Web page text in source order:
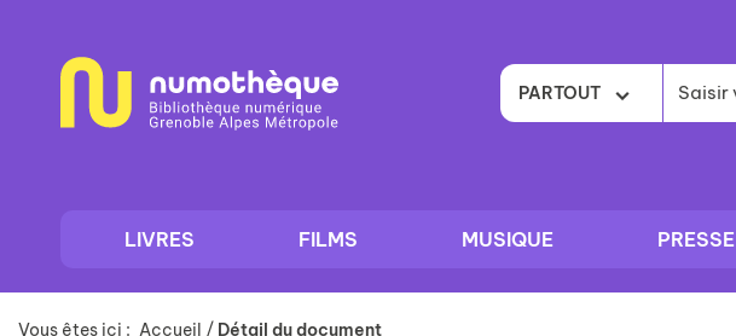
contenu
PARTOUT
LIVRES FILMS MUSIQUE PRESSE
Vous êtes ici : Accueil / Détail du document